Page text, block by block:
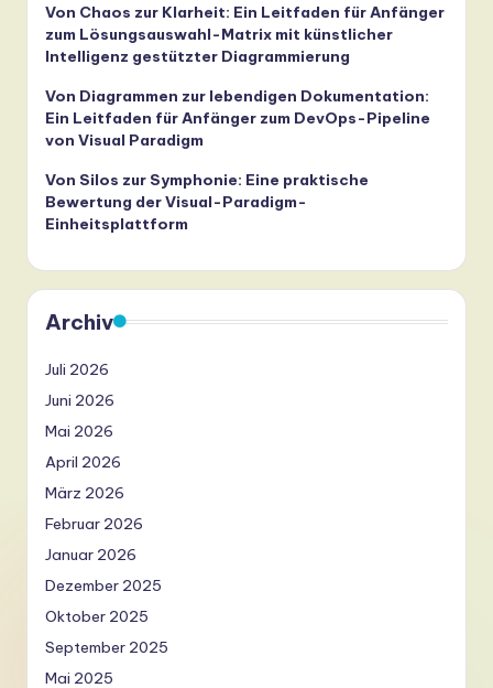
Von Chaos zur Klarheit: Ein Leitfaden für Anfänger
zum Lösungsauswahl-Matrix mit künstlicher
Intelligenz gestützter Diagrammierung
Von Diagrammen zur lebendigen Dokumentation:
Ein Leitfaden für Anfänger zum DevOps-Pipeline
von Visual Paradigm
Von Silos zur Symphonie: Eine praktische
Bewertung der Visual-Paradigm-
Einheitsplattform
Archiv
Juli 2026
Juni 2026
Mai 2026
April 2026
März 2026
Februar 2026
Januar 2026
Dezember 2025
Oktober 2025
September 2025
Mai 2025